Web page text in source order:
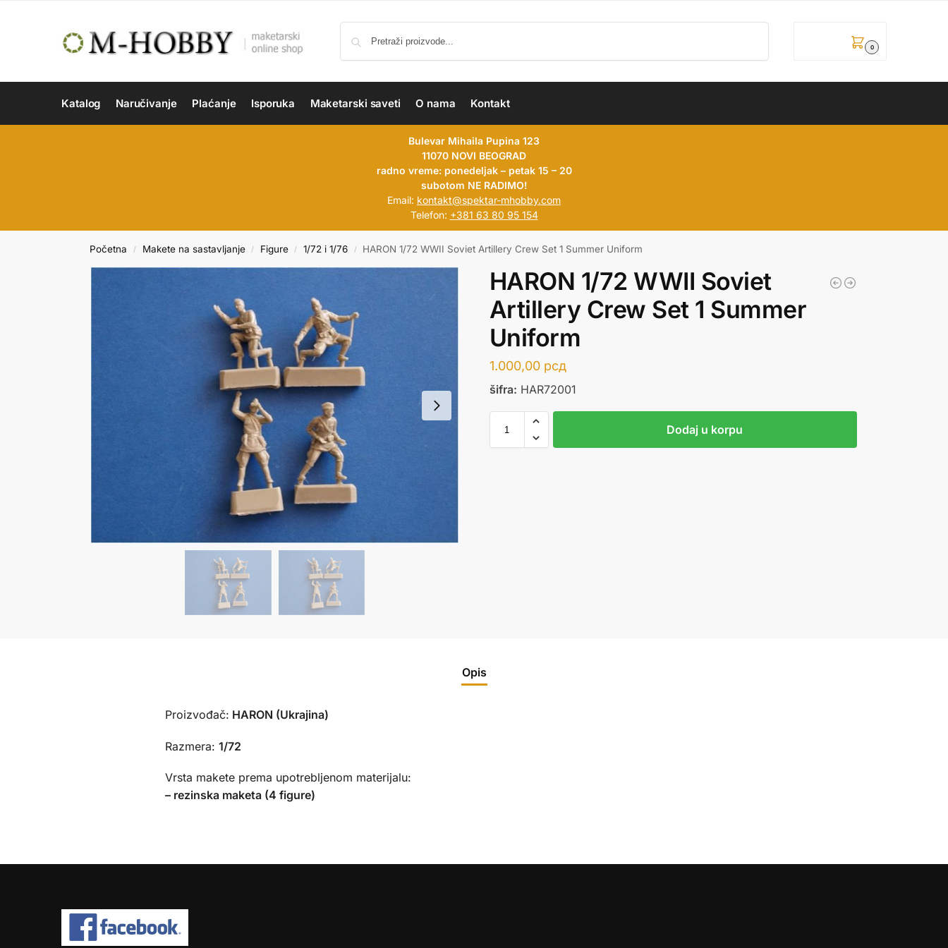
0
Katalog Naručivanje Plaćanje Isporuka Maketarski saveti O nama Kontakt
Bulevar Mihaila Pupina 123
11070 NOVI BEOGRAD
radno vreme: ponedeljak – petak 15 – 20
subotom NE RADIMO!
Email: kontakt@spektar-mhobby.com
Telefon: +381 63 80 95 154
Početna / Makete na sastavljanje / Figure / 1/72 i 1/76 / HARON 1/72 WWII Soviet Artillery Crew Set 1 Summer Uniform
HARON 1/72 WWII Soviet
Artillery Crew Set 1 Summer
Uniform
1.000,00 рсд
šifra: HAR72001
Dodaj u korpu
Opis
Proizvođač: HARON (Ukrajina)
Razmera: 1/72
Vrsta makete prema upotrebljenom materijalu:
– rezinska maketa (4 figure)